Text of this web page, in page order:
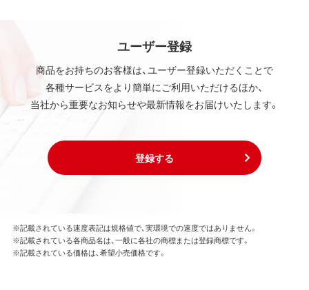
ユーザー登録
商品をお持ちのお客様は、ユーザー登録いただくことで
各種サービスをより簡単にご利用いただけるほか、
当社から重要なお知らせや最新情報をお届けいたします。
登録する
※記載されている速度表記は規格値で、実環境での速度ではありません。
※記載されている各商品名は、一般に各社の商標または登録商標です。
※記載されている価格は、希望小売価格です。